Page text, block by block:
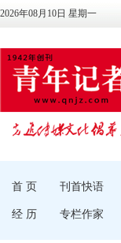
2026年08月10日 星期一
首 页 刊首快语
经 历 专栏作家